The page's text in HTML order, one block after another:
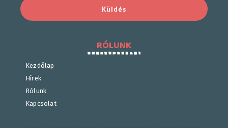
Küldés
RÓLUNK
Kezdőlap
Hírek
Rólunk
Kapcsolat